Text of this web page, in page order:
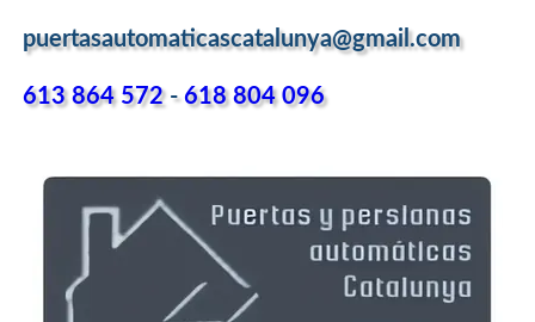
puertasautomaticascatalunya@gmail.com
613 864 572-618 804 096